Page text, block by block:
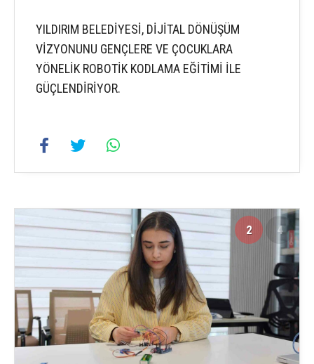
YILDIRIM BELEDİYESİ, DİJİTAL DÖNÜŞÜM
VİZYONUNU GENÇLERE VE ÇOCUKLARA
YÖNELİK ROBOTİK KODLAMA EĞİTİMİ İLE
GÜÇLENDİRİYOR.
2 4